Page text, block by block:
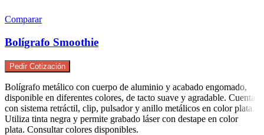
Comparar
Bolígrafo Smoothie
Pedir Cotización
Bolígrafo metálico con cuerpo de aluminio y acabado engomado,
disponible en diferentes colores, de tacto suave y agradable. Cuenta
con sistema retráctil, clip, pulsador y anillo metálicos en color plata.
Utiliza tinta negra y permite grabado láser con destape en color
plata. Consultar colores disponibles.